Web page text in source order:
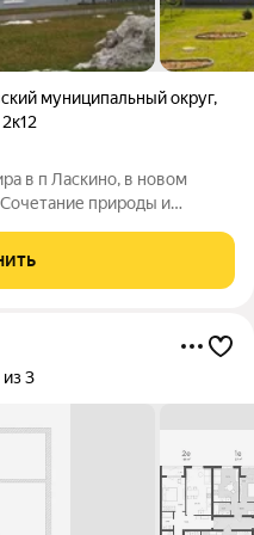
муниципальный округ,
2к12
в п Ласкино, в новом
Сочетание природы и
и зонами отдыха!
3